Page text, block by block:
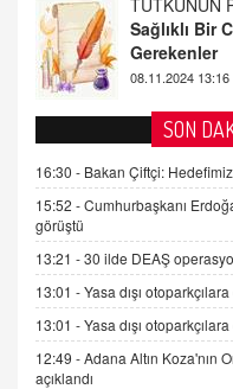
08.11.2024 13:16
FARUK
Tezkere
AV. DOĞAN
Kişisel
SEHER EREK
Kış Ayları
9.12.2025 10:11
SON
16:30 - Bakan Çiftçi:
15:52 -Cumhurbaşkanı
görüştü
13:21 -30 ilde DEAŞ
13:01 -Yasa dışı
13:01 -Yasa dışı
12:49 -Adana Altın Koza'nın
açıklandı